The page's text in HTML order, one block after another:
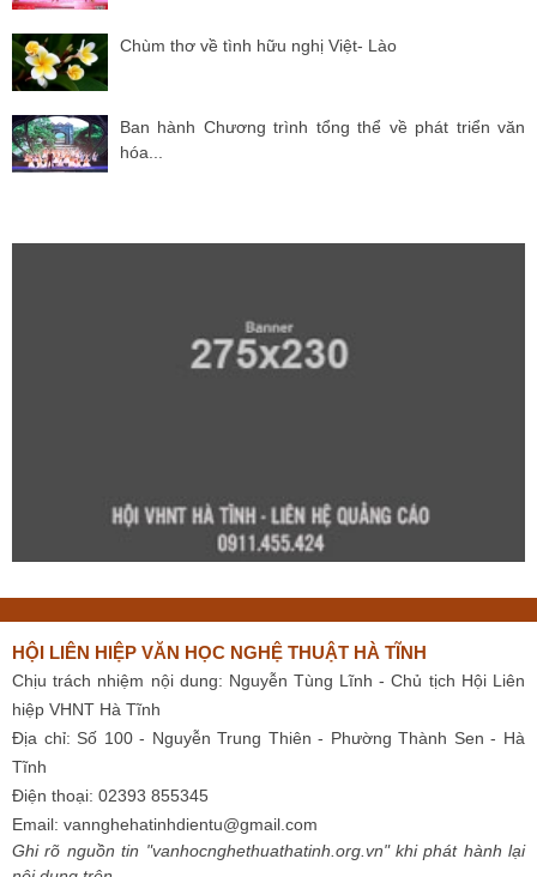
Chùm thơ về tình hữu nghị Việt- Lào
Ban hành Chương trình tổng thể về phát triển văn
hóa...
HỘI LIÊN HIỆP VĂN HỌC NGHỆ THUẬT HÀ TĨNH
Chịu trách nhiệm nội dung: Nguyễn Tùng Lĩnh - Chủ tịch Hội Liên
hiệp VHNT Hà Tĩnh
Địa chỉ: Số 100 - Nguyễn Trung Thiên - Phường Thành Sen - Hà
Tĩnh
Điện thoại: 02393 855345
Email: vannghehatinhdientu@gmail.com
Ghi rõ nguồn tin "vanhocnghethuathatinh.org.vn" khi phát hành lại